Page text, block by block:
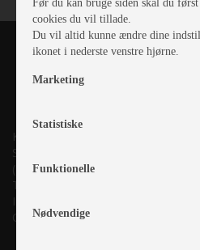
Kronjyllands Camping Center A/S
Suderholmen 10, 8960 Randers SØ
(Lige ud til Grenåvej)
Tlf. +45 87 10 98 70
Info@as-kcc.dk
CVR: 33 38 77 33
Før du kan bruge siden skal du
cookies du vil tillade.
Du vil altid kunne ændre dine
ikonet i nederste venstre hjørne.
Marketing
Statistiske
Funktionelle
Nødvendige